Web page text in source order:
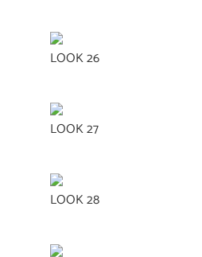
LOOK 26
LOOK 27
LOOK 28